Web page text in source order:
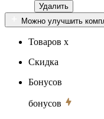
Удалить
Можно улучшить
Товаров x
Скидка
Бонусов
бонусов